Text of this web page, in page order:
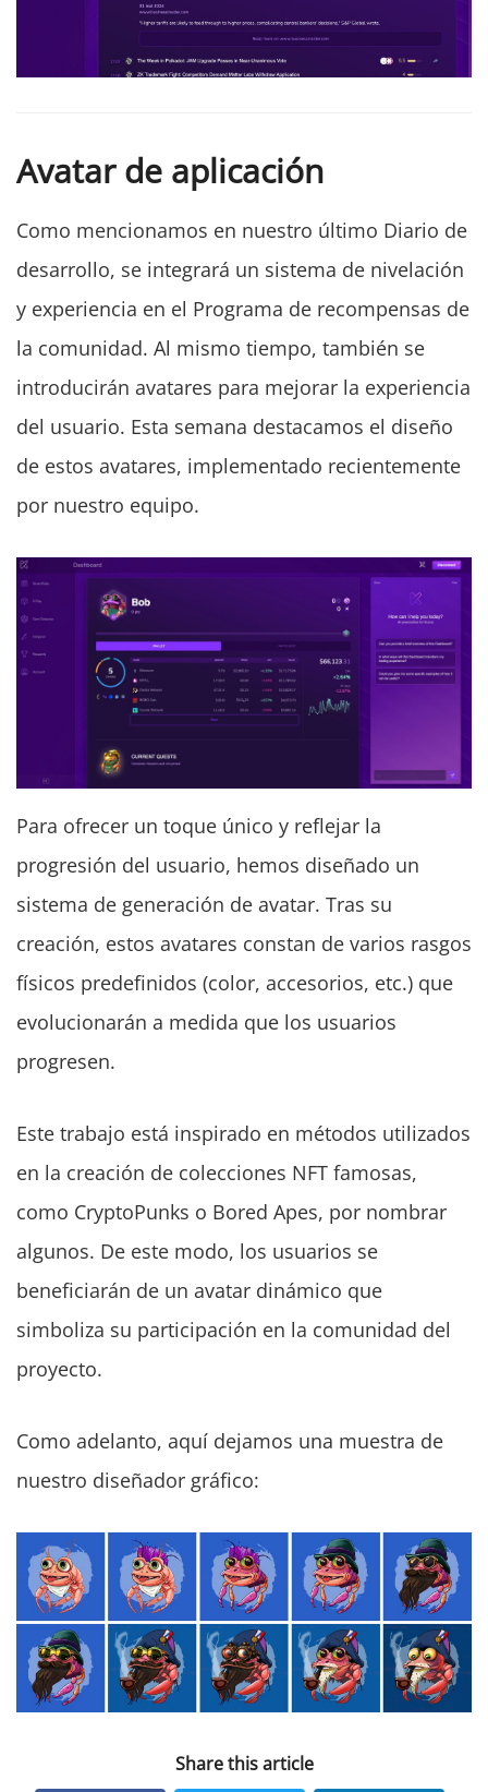
Avatar de aplicación
Como mencionamos en nuestro último Diario de
desarrollo, se integrará un sistema de nivelación
y experiencia en el Programa de recompensas de
la comunidad. Al mismo tiempo, también se
introducirán avatares para mejorar la experiencia
del usuario. Esta semana destacamos el diseño
de estos avatares, implementado recientemente
por nuestro equipo.
Para ofrecer un toque único y reflejar la
progresión del usuario, hemos diseñado un
sistema de generación de avatar. Tras su
creación, estos avatares constan de varios rasgos
físicos predefinidos (color, accesorios, etc.) que
evolucionarán a medida que los usuarios
progresen.
Este trabajo está inspirado en métodos utilizados
en la creación de colecciones NFT famosas,
como CryptoPunks o Bored Apes, por nombrar
algunos. De este modo, los usuarios se
beneficiarán de un avatar dinámico que
simboliza su participación en la comunidad del
proyecto.
Como adelanto, aquí dejamos una muestra de
nuestro diseñador gráfico:
Share this article